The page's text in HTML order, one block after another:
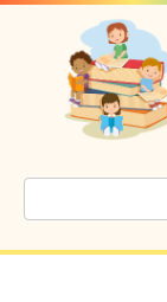
Перейти
контенту
Поиск: